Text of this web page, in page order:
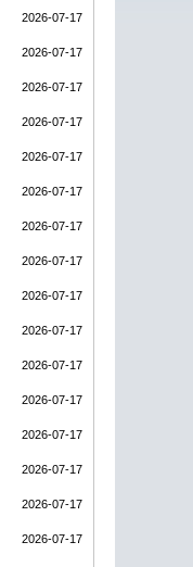
2026-07-17
2026-07-17
2026-07-17
2026-07-17
2026-07-17
2026-07-17
2026-07-17
2026-07-17
2026-07-17
2026-07-17
2026-07-17
2026-07-17
2026-07-17
2026-07-17
2026-07-17
2026-07-17